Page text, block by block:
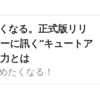
なる。正式版リリ
に訊く“キュートア
とは
たくなる！